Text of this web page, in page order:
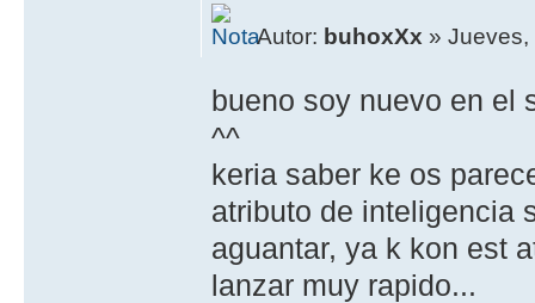
Autor: buhoxXx »
bueno soy nuevo en el
^^
keria saber ke os
atributo de inteligencia
aguantar, ya k kon est
lanzar muy rapido...